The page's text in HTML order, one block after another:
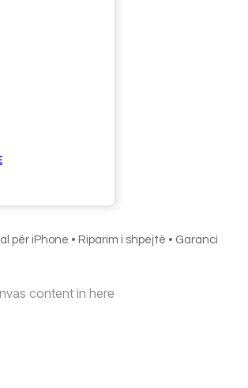
për iPhone • Riparim i shpejtë • Garanci
content in here